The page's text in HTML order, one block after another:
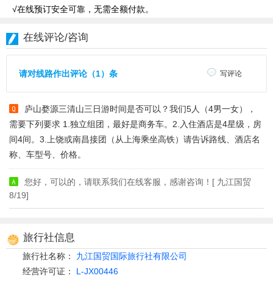
√在线预订安全可靠，无需全额付款。
在线评论/咨询
请对线路作出评论（1）条 写评论
庐山婺源三清山三日游时间是否可以？我们5人（4男一女），
需要下列要求 1.独立组团，最好是商务车。2.入住酒店是4星级，房
间4间。3.上饶或南昌接团（从上海乘坐高铁）请告诉路线、酒店名
称、车型号、价格。
您好，可以的，请联系我们在线客服，感谢咨询！[ 九江国贸
8/19]
旅行社信息
旅行社名称： 九江国贸国际旅行社有限公司
经营许可证： L-JX00446